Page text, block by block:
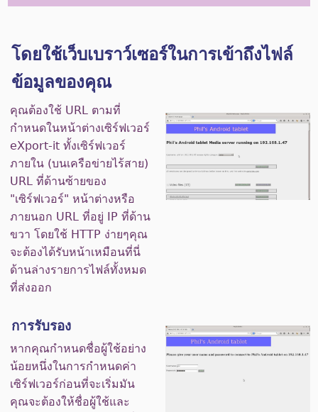
โดยใช้เว็บเบราว์เซอร์ในการเข้าถึงไฟล์
ข้อมูลของคุณ
คุณต้องใช้ URL ตามที่
กำหนดในหน้าต่างเซิร์ฟเวอร์
eXport-it ทั้งเซิร์ฟเวอร์
ภายใน (บนเครือข่ายไร้สาย)
URL ที่ด้านซ้ายของ
"เซิร์ฟเวอร์" หน้าต่างหรือ
ภายนอก URL ที่อยู่ IP ที่ด้าน
ขวา โดยใช้ HTTP ง่ายๆคุณ
จะต้องได้รับหน้าเหมือนที่นี่
ด้านล่างรายการไฟล์ทั้งหมด
ที่ส่งออก
การรับรอง
หากคุณกำหนดชื่อผู้ใช้อย่าง
น้อยหนึ่งในการกำหนดค่า
เซิร์ฟเวอร์ก่อนที่จะเริ่มมัน
คุณจะต้องให้ชื่อผู้ใช้และ